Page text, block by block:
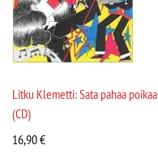
Litku Klemetti: Sata pahaa poikaa
(CD)
16,90€